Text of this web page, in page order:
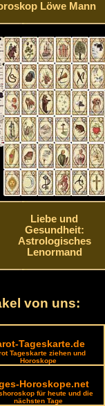
Löwe Mann
Liebe und
Gesundheit:
Astrologisches
Lenormand
von uns:
Tageskarte.de
Tageskarte ziehen und
Horoskope
Horoskope.net
für heute und die
nächsten Tage